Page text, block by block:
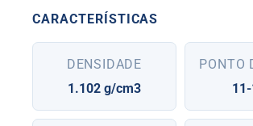
CARACTERÍSTICAS
DENSIDADE
1.102 g/cm3
PONTO
11-